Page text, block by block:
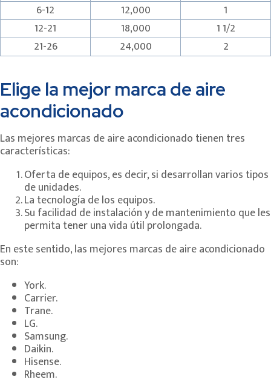
6-12
12,000
1
12-21
18,000
1 1/2
21-26
24,000 2
Elige la mejor marca de aire
acondicionado
Las mejores marcas de aire acondicionado tienen tres
características:
Oferta de equipos, es decir, si desarrollan varios tipos
de unidades.
La tecnología de los equipos.
Su facilidad de instalación y de mantenimiento que les
permita tener una vida útil prolongada.
En este sentido, las mejores marcas de aire acondicionado
son:
York.
Carrier.
Trane.
LG.
Samsung.
Daikin.
Hisense.
Rheem.